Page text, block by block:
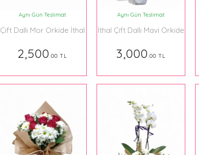
Aynı Gün Teslimat
Çift Dallı Mor Orkide İthal
2,500.00 TL
Aynı Gün Teslimat
İthal Çift Dallı Mavi Orkide
3,000.00 TL